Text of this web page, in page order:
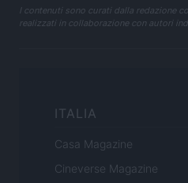
I contenuti sono curati dalla redazione
realizzati in collaborazione con autori
ITALIA
Casa Magazine
Cineverse Magazine